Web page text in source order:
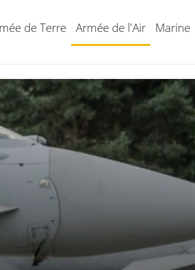
de Terre Armée de l'Air Marine